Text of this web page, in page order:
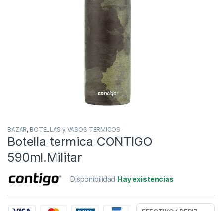
BAZAR, BOTELLAS y VASOS TERMICOS
Botella termica CONTIGO
590ml.Militar
Disponibilidad Hay existencias